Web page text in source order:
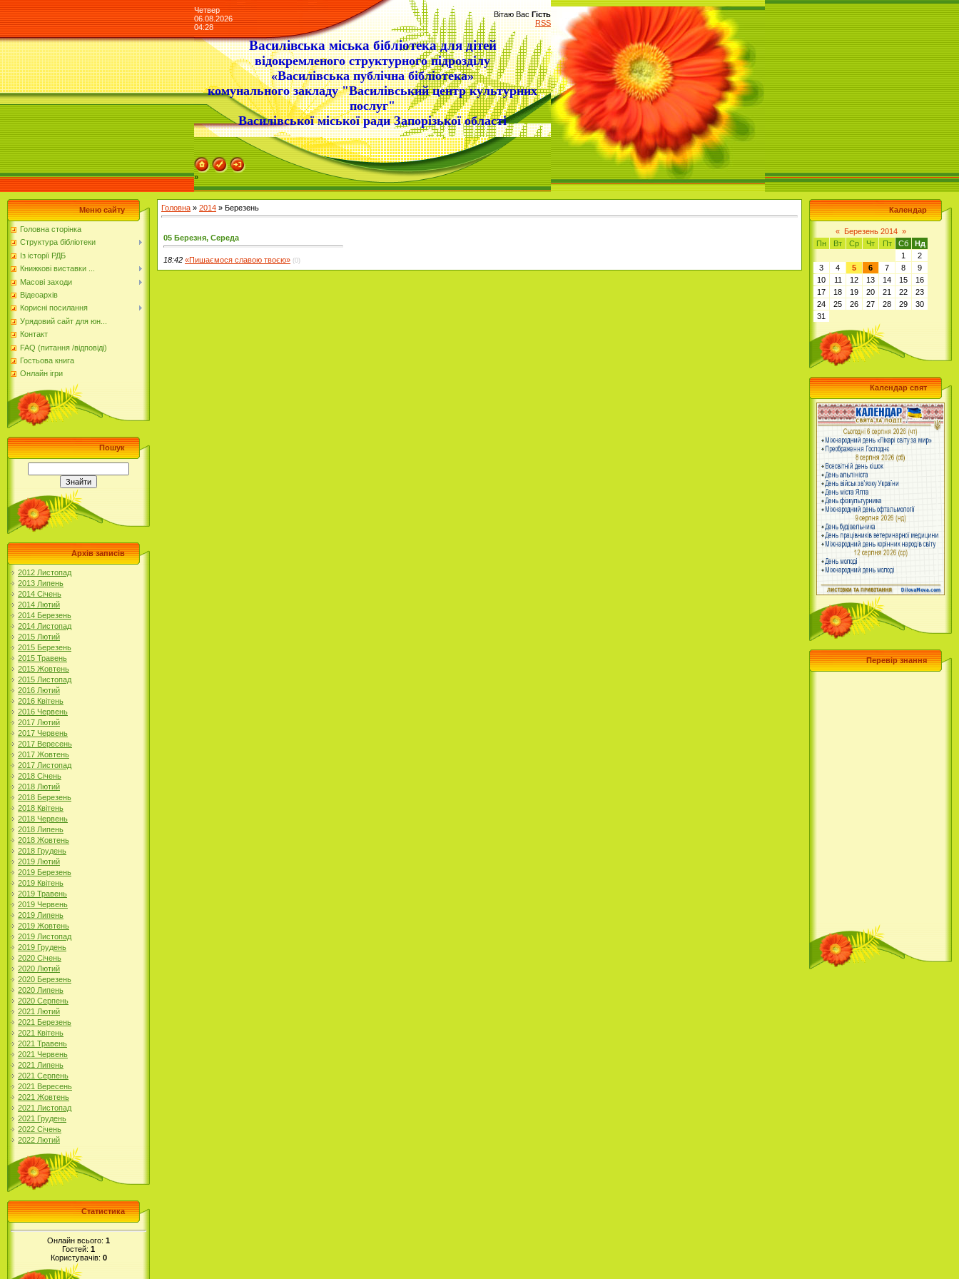
Четвер
06.08.2026
04:28
Вітаю Вас Гість
RSS
Василівська міська бібліотека для дітей
відокремленого структурного підрозділу
«Василівська публічна бібліотека»
комунального закладу "Василівський центр культурних
послуг"
Василівської міської ради Запорізької області
»
Меню сайту
Головна сторінка
Структура бібліотеки
Із історії РДБ
Книжкові виставки ...
Масові заходи
Відеоархів
Корисні посилання
Урядовий сайт для юн...
Контакт
FAQ (питання /відповіді)
Гостьова книга
Онлайн ігри
Пошук
Архів записів
2012 Листопад
2013 Липень
2014 Січень
2014 Лютий
2014 Березень
2014 Листопад
2015 Лютий
2015 Березень
2015 Травень
2015 Жовтень
2015 Листопад
2016 Лютий
2016 Квітень
2016 Червень
2017 Лютий
2017 Червень
2017 Вересень
2017 Жовтень
2017 Листопад
2018 Січень
2018 Лютий
2018 Березень
2018 Квітень
2018 Червень
2018 Липень
2018 Жовтень
2018 Грудень
2019 Лютий
2019 Березень
2019 Квітень
2019 Травень
2019 Червень
2019 Липень
2019 Жовтень
2019 Листопад
2019 Грудень
2020 Січень
2020 Лютий
2020 Березень
2020 Липень
2020 Серпень
2021 Лютий
2021 Березень
2021 Квітень
2021 Травень
2021 Червень
2021 Липень
2021 Серпень
2021 Вересень
2021 Жовтень
2021 Листопад
2021 Грудень
2022 Січень
2022 Лютий
Статистика
Онлайн всього: 1
Гостей: 1
Користувачів: 0
Головна » 2014 » Березень
05 Березня, Середа
18:42 «Пишаємося славою твоєю» (0)
Календар
« Березень 2014 »
Пн
Вт Ср Чт Пт Сб
Нд
1
2
3
4 5 6 7 8
9
10
11 12 13 14 15
16
17
18 19 20 21 22
23
24
25 26 27 28 29
30
31
Календар свят
Перевір знання